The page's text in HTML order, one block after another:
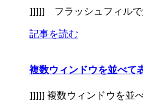
]]]]] フラッシュフィルで
記事を読む
複数ウィンドウを並べて
]]]]] 複数ウィンドウを並